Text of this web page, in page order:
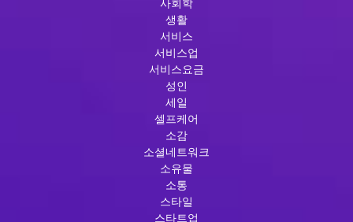
생활
서비스
서비스업
서비스요금
성인
세일
셀프케어
소감
소셜네트워크
소유물
소통
스타일
스타트업